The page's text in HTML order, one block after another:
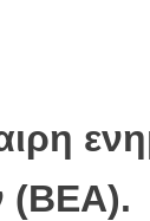
(ΒΕΑ).